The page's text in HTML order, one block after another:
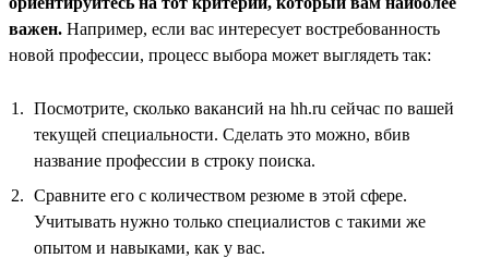
важен. Например, если вас интересует востребованность
новой профессии, процесс выбора может выглядеть так:
Посмотрите, сколько вакансий на hh.ru сейчас по вашей
текущей специальности. Сделать это можно, вбив
название профессии в строку поиска.
Сравните его с количеством резюме в этой сфере.
Учитывать нужно только специалистов с такими же
опытом и навыками, как у вас.